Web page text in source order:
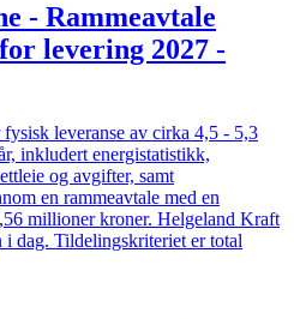
- Rammeavtale
levering 2027 -
leveranse av cirka 4,5 - 5,3
inkludert energistatistikk,
og avgifter, samt
en rammeavtale med en
millioner kroner. Helgeland Kraft
i dag. Tildelingskriteriet er total